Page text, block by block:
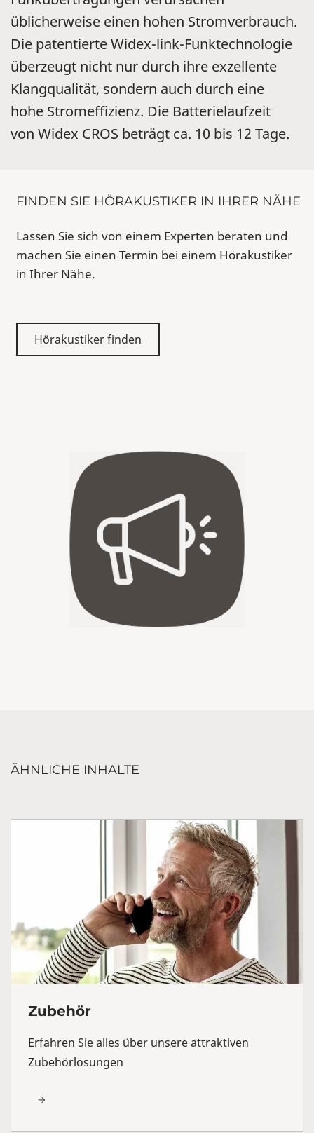
üblicherweise einen hohen Stromverbrauch.
Die patentierte Widex-link-Funktechnologie
überzeugt nicht nur durch ihre exzellente
Klangqualität, sondern auch durch eine
hohe Stromeffizienz. Die Batterielaufzeit
von Widex CROS beträgt ca. 10 bis 12 Tage.
FINDEN SIE HÖRAKUSTIKER IN IHRER NÄHE
Lassen Sie sich von einem Experten beraten und
machen Sie einen Termin bei einem Hörakustiker
in Ihrer Nähe.
Hörakustiker finden
ÄHNLICHE INHALTE
Zubehör
Erfahren Sie alles über unsere attraktiven
Zubehörlösungen